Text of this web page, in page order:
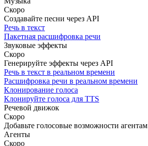
Скоро
Создавайте песни через API
Речь в текст
Пакетная расшифровка речи
Звуковые эффекты
Скоро
Генерируйте эффекты через API
Речь в текст в реальном времени
Расшифровка речи в реальном времени
Клонирование голоса
Клонируйте голоса для TTS
Речевой движок
Скоро
Добавьте голосовые возможности агентам
Агенты
Скоро